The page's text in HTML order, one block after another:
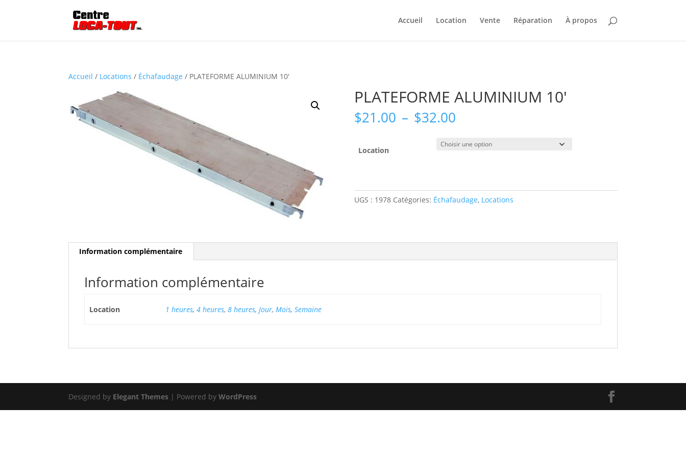
Accueil Location Vente Réparation À propos
Accueil / Locations / Échafaudage / PLATEFORME ALUMINIUM 10′
PLATEFORME ALUMINIUM 10′
$21.00 – $32.00Plage
prix :
$21.00
Location
UGS : 1978 Catégories: Échafaudage, Locations
Information complémentaire
Information complémentaire
Location 1 heures, 4 heures, 8 heures, Jour, Mois, Semaine
Designed by Elegant Themes | Powered byWordPress